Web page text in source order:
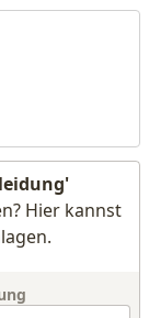
Hier kannst